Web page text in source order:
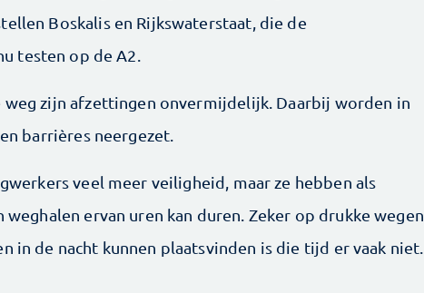
Boskalis en Rijkswaterstaat, die de
testen op de A2.
weg zijn afzettingen onvermijdelijk. Daarbij worden in
barrières neergezet.
veel meer veiligheid, maar ze hebben als
ervan uren kan duren. Zeker op drukke wegen
in de nacht kunnen plaatsvinden is die tijd er vaak niet.